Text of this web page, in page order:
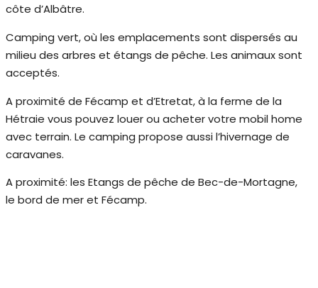
côte d’Albâtre.
Camping vert, où les emplacements sont dispersés au
milieu des arbres et étangs de pêche. Les animaux sont
acceptés.
A proximité de Fécamp et d’Etretat, à la ferme de la
Hétraie vous pouvez louer ou acheter votre mobil home
avec terrain. Le camping propose aussi l’hivernage de
caravanes.
A proximité: les Etangs de pêche de Bec-de-Mortagne,
le bord de mer et Fécamp.